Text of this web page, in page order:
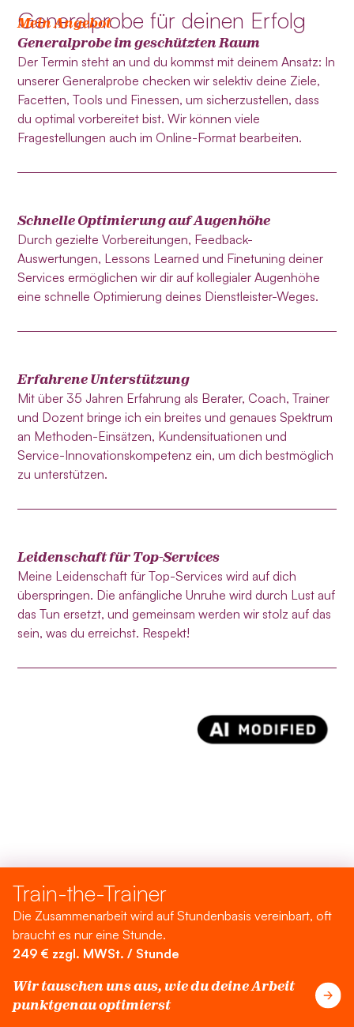
Mein Angebot
Generalprobe für deinen Erfolg
Generalprobe im geschützten Raum
Der Termin steht an und du kommst mit deinem Ansatz: In
unserer Generalprobe checken wir selektiv deine Ziele,
Facetten, Tools und Finessen, um sicherzustellen, dass
du optimal vorbereitet bist. Wir können viele
Fragestellungen auch im Online-Format bearbeiten.
Schnelle Optimierung auf Augenhöhe
Durch gezielte Vorbereitungen, Feedback-
Auswertungen, Lessons Learned und Finetuning deiner
Services ermöglichen wir dir auf kollegialer Augenhöhe
eine schnelle Optimierung deines Dienstleister-Weges.
Erfahrene Unterstützung
Mit über 35 Jahren Erfahrung als Berater, Coach, Trainer
und Dozent bringe ich ein breites und genaues Spektrum
an Methoden-Einsätzen, Kundensituationen und
Service-Innovationskompetenz ein, um dich bestmöglich
zu unterstützen.
Leidenschaft für Top-Services
Meine Leidenschaft für Top-Services wird auf dich
überspringen. Die anfängliche Unruhe wird durch Lust auf
das Tun ersetzt, und gemeinsam werden wir stolz auf das
sein, was du erreichst. Respekt!
Train-the-Trainer
Die Zusammenarbeit wird auf Stundenbasis vereinbart, oft
braucht es nur eine Stunde.
249 € zzgl. MWSt. / Stunde
Wir tauschen uns aus, wie du deine Arbeit
punktgenau optimierst